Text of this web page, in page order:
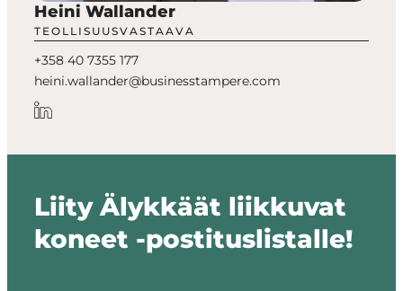
Heini Wallander
TEOLLISUUSVASTAAVA
+358 40 7355 177
heini.wallander@businesstampere.com
Liity Älykkäät liikkuvat
koneet -postituslistalle!